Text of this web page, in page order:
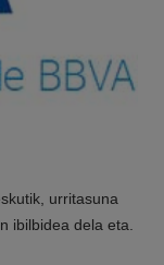
urritasuna
ibilbidea dela eta.